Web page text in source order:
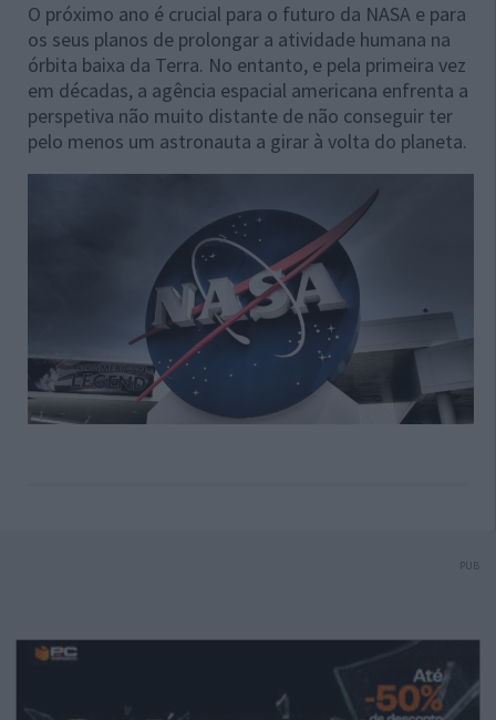
O próximo ano é crucial para o futuro da NASA e para
os seus planos de prolongar a atividade humana na
órbita baixa da Terra. No entanto, e pela primeira vez
em décadas, a agência espacial americana enfrenta a
perspetiva não muito distante de não conseguir ter
pelo menos um astronauta a girar à volta do planeta.
PUB